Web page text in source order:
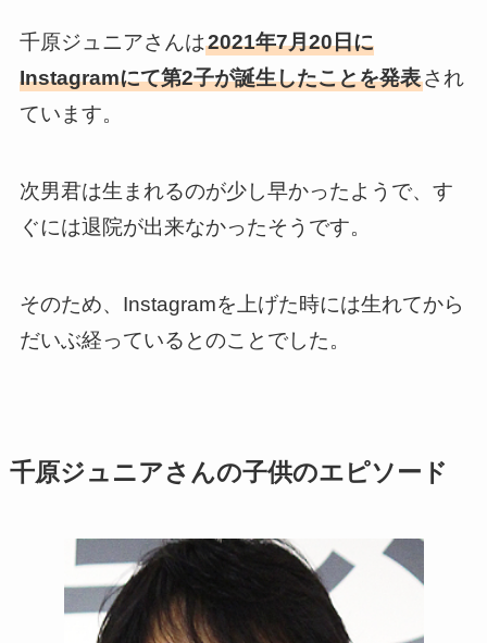
千原ジュニアさんは2021年7月20日に
Instagramにて第2子が誕生したことを発表され
ています。
次男君は生まれるのが少し早かったようで、す
ぐには退院が出来なかったそうです。
そのため、Instagramを上げた時には生れてから
だいぶ経っているとのことでした。
千原ジュニアさんの子供のエピソード